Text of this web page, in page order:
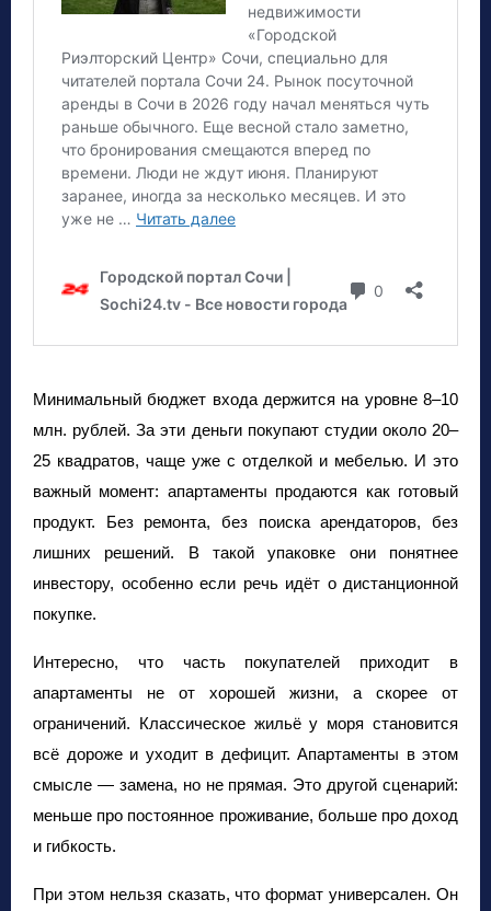
Минимальный бюджет входа держится на уровне 8–10
млн. рублей. За эти деньги покупают студии около 20–
25 квадратов, чаще уже с отделкой и мебелью. И это
важный момент: апартаменты продаются как готовый
продукт. Без ремонта, без поиска арендаторов, без
лишних решений. В такой упаковке они понятнее
инвестору, особенно если речь идёт о дистанционной
покупке.
Интересно, что часть покупателей приходит в
апартаменты не от хорошей жизни, а скорее от
ограничений. Классическое жильё у моря становится
всё дороже и уходит в дефицит. Апартаменты в этом
смысле — замена, но не прямая. Это другой сценарий:
меньше про постоянное проживание, больше про доход
и гибкость.
При этом нельзя сказать, что формат универсален. Он